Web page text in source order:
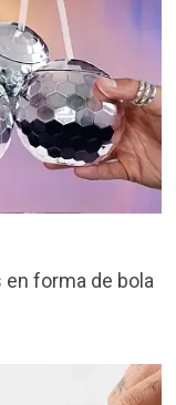
en forma de bola